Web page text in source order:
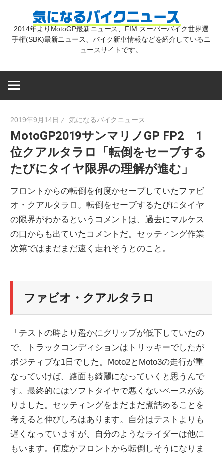
気
バ
ク
ニ
ス
2014年よりMotoGP最新ニュース、FIM スーパーバイク世界選
手権(SBK)最新ニュース、バイク新車情報などを紹介しているニ
ュースサイトです。
2019年9月14日 気になるバイクニュース
MotoGP2019サンマリノGP FP2 1
位クアルタラロ「転倒をセーブする
たびにタイヤ限界の理解が進む」
フロントからの転倒を何度かセーブしていたファビ
オ・クアルタラロ。転倒をセーブするたびにタイヤ
の限界がわかるというコメントは、過去にマルケス
の口からも出ていたコメントだ。セッティング作業
次第ではまだまだ速く走れそうとのこと。
ファビオ・クアルタラロ
「テストの時より遥かにグリップが低下していたの
で、トラックコンディションはトリッキーでしたが
ポジティブな1日でした。Moto2とMoto3の走行が重
なっていけば、路面も綺麗になっていくと思うんで
す。最終的にはソフトタイヤで悪くないペースがあ
りました。セッティングをまだまだ煮詰めることを
考えると伸びしろはあります。自分はテストよりも
遅くなっていますが、自分のようなライダーは他に
もいます。何度かフロントから転倒しそうになりま